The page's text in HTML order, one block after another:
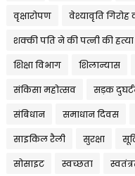
वृक्षारोपण वेश्यावृति गिरोह
शक्की पति ने की पत्नी की हत्या
शिक्षा विभाग शिलान्यास
संकिसा महोत्सव सड़क
संबिधान समाधान दिवस
साइकिल रैली सुरक्षा
सोसाइट स्वच्छता